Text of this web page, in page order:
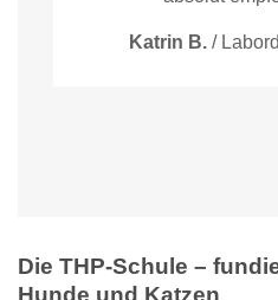
Katrin B. /
Die THP-Schule –
Hunde und Katzen